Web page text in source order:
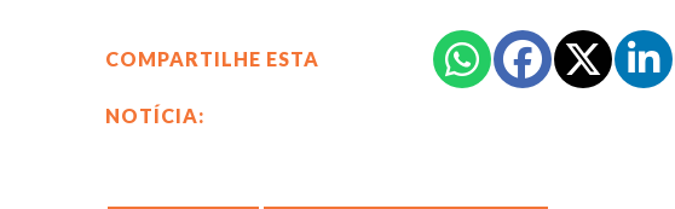
COMPARTILHE ESTA
NOTÍCIA: